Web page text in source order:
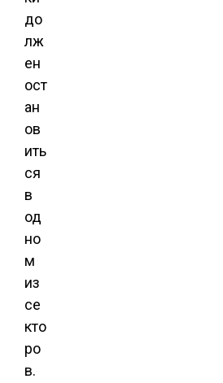
до
лж
ен
ост
ан
ов
ить
ся
в
од
но
м
из
се
кто
ро
в.